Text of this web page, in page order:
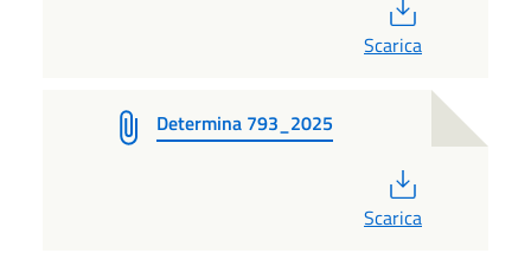
Scarica
Determina 793_2025
Scarica